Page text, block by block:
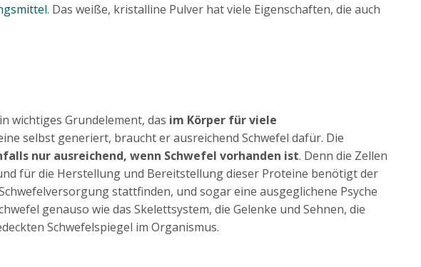
. Das weiße, kristalline Pulver hat viele Eigenschaften, die auch
wichtiges Grundelement, das im Körper für viele
selbst generiert, braucht er ausreichend Schwefel dafür. Die
nur ausreichend, wenn Schwefel vorhanden ist. Denn die Zellen
für die Herstellung und Bereitstellung dieser Proteine benötigt der
stattfinden, und sogar eine ausgeglichene Psyche
genauso wie das Skelettsystem, die Gelenke und Sehnen, die
Schwefelspiegel im Organismus.